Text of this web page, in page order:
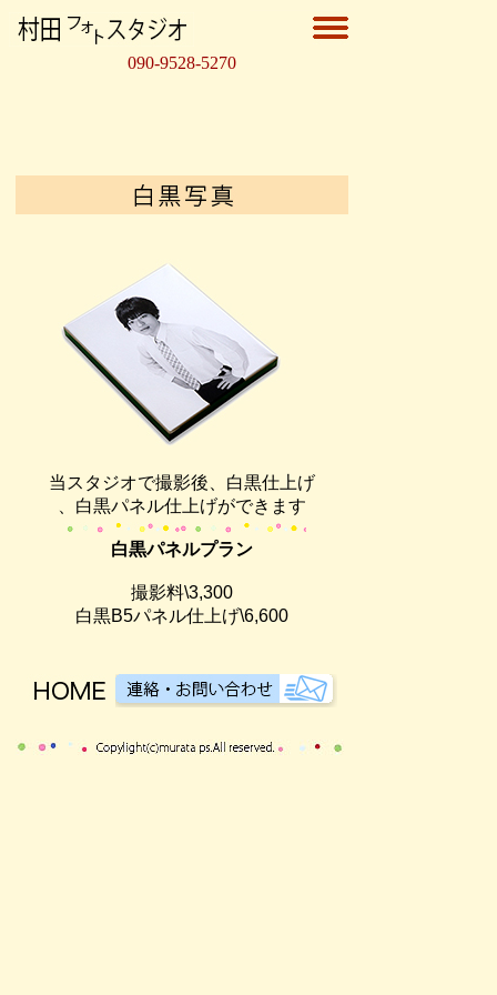
090-9528-5270
当スタジオで撮影後、白黒仕上げ
、白黒パネル仕上げができます
白黒パネルプラン
撮影料\3,300
白黒B5パネル仕上げ\6,600